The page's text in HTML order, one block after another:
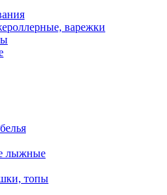
варежки
лыжные
топы